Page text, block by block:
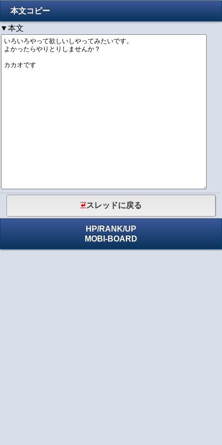
本文コピー
▼本文
スレッドに戻る
HP/RANK/UP
MOBI-BOARD